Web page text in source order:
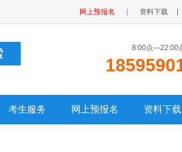
网上预报名 资料下载
8:00点—22:00
考生服务 网上预报名 资料下载